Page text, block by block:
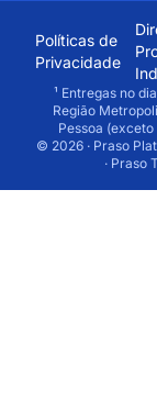
Políticas de
Privacidade
¹ Entregas no
Região
Pessoa
© 2026 · Praso
· Praso